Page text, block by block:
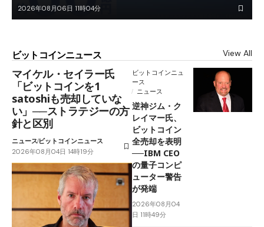
2026年08月06日 11時04分
ビットコインニュース View All
マイケル・セイラー氏
「ビットコインを1
satoshiも売却していな
い」──ストラテジーの方
針と区別
ニュースビットコインニュース
2026年08月04日 14時19分
ビットコインニュ
ース
ニュース
逆神ジム・ク
レイマー氏、
ビットコイン
全売却を表明
──IBM CEO
の量子コンピ
ューター警告
が発端
2026年08月04
日 11時49分